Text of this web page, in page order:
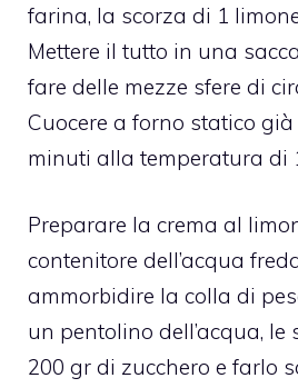
farina, la scorza di 1
Mettere il tutto in una
fare delle mezze sfere di
Cuocere a forno statico
minuti alla temperatura di
Preparare la crema al
contenitore dell’acqua
ammorbidire la colla di
un pentolino dell’acqua, le
200 gr di zucchero e farlo